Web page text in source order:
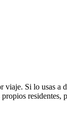
viaje. Si lo usas a
residentes,